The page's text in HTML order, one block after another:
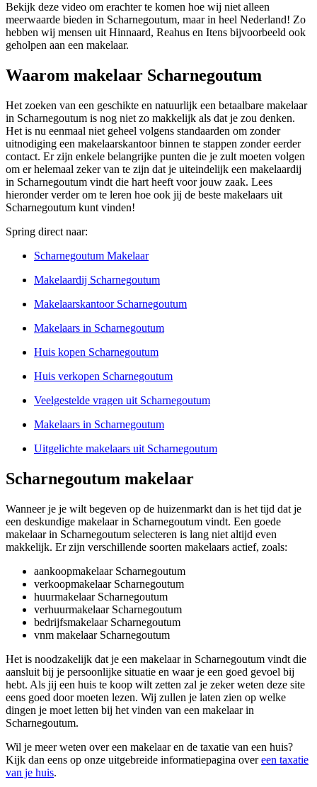
Bekijk deze video om erachter te komen hoe wij niet alleen
meerwaarde bieden in Scharnegoutum, maar in heel Nederland! Zo
hebben wij mensen uit Hinnaard, Reahus en Itens bijvoorbeeld ook
geholpen aan een makelaar.
Waarom makelaar Scharnegoutum
Het zoeken van een geschikte en natuurlijk een betaalbare makelaar
in Scharnegoutum is nog niet zo makkelijk als dat je zou denken.
Het is nu eenmaal niet geheel volgens standaarden om zonder
uitnodiging een makelaarskantoor binnen te stappen zonder eerder
contact. Er zijn enkele belangrijke punten die je zult moeten volgen
om er helemaal zeker van te zijn dat je uiteindelijk een makelaardij
in Scharnegoutum vindt die hart heeft voor jouw zaak. Lees
hieronder verder om te leren hoe ook jij de beste makelaars uit
Scharnegoutum kunt vinden!
Spring direct naar:
Scharnegoutum Makelaar
Makelaardij Scharnegoutum
Makelaarskantoor Scharnegoutum
Makelaars in Scharnegoutum
Huis kopen Scharnegoutum
Huis verkopen Scharnegoutum
Veelgestelde vragen uit Scharnegoutum
Makelaars in Scharnegoutum
Uitgelichte makelaars uit Scharnegoutum
Scharnegoutum makelaar
Wanneer je je wilt begeven op de huizenmarkt dan is het tijd dat je
een deskundige makelaar in Scharnegoutum vindt. Een goede
makelaar in Scharnegoutum selecteren is lang niet altijd even
makkelijk. Er zijn verschillende soorten makelaars actief, zoals:
aankoopmakelaar Scharnegoutum
verkoopmakelaar Scharnegoutum
huurmakelaar Scharnegoutum
verhuurmakelaar Scharnegoutum
bedrijfsmakelaar Scharnegoutum
vnm makelaar Scharnegoutum
Het is noodzakelijk dat je een makelaar in Scharnegoutum vindt die
aansluit bij je persoonlijke situatie en waar je een goed gevoel bij
hebt. Als jij een huis te koop wilt zetten zal je zeker weten deze site
eens goed door moeten lezen. Wij zullen je laten zien op welke
dingen je moet letten bij het vinden van een makelaar in
Scharnegoutum.
Wil je meer weten over een makelaar en de taxatie van een huis?
Kijk dan eens op onze uitgebreide informatiepagina overeen taxatie
van je huis.